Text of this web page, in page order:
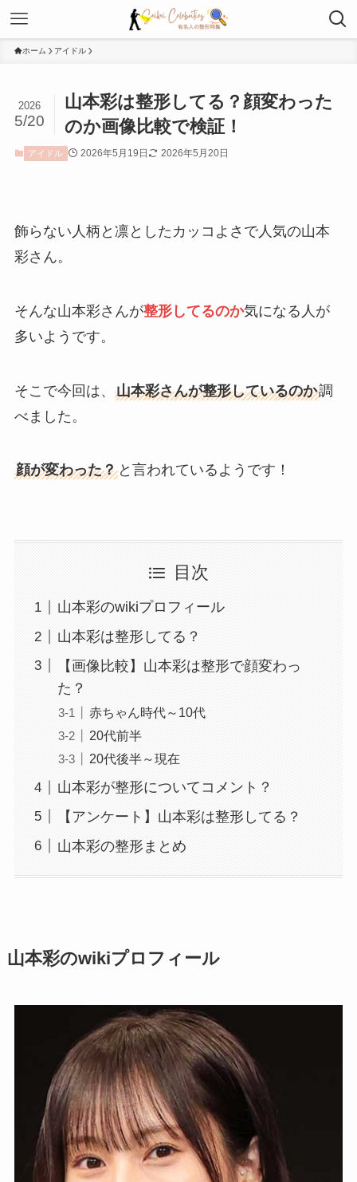
ホーム アイドル
山本彩は整形してる？顔変わった
のか画像比較で検証！
2026
5/20
アイドル 2026年5月19日 2026年5月20日
飾らない人柄と凛としたカッコよさで人気の山本
彩さん。
そんな山本彩さんが整形してるのか気になる人が
多いようです。
そこで今回は、 山本彩さんが整形しているのか調
べました。
顔が変わった？と言われているようです！
目次
山本彩のwikiプロフィール
山本彩は整形してる？
【画像比較】山本彩は整形で顔変わっ
た？
赤ちゃん時代～10代
20代前半
20代後半～現在
山本彩が整形についてコメント？
【アンケート】山本彩は整形してる？
山本彩の整形まとめ
山本彩のwikiプロフィール